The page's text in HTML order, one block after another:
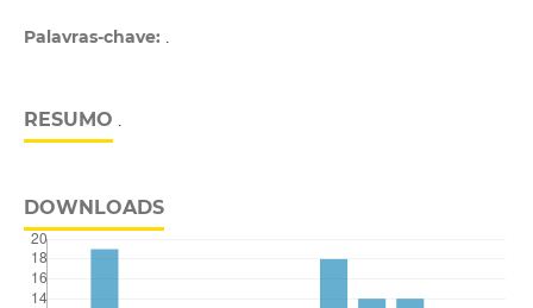
Palavras-chave:
RESUMO
DOWNLOADS